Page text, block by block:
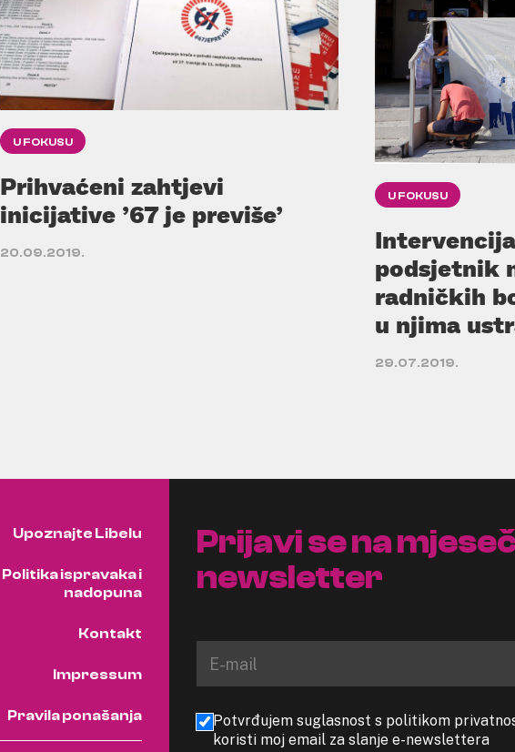
U FOKUSU
Prihvaćeni zahtjevi
inicijative ’67 je previše’
20.09.2019.
U FOKUSU
podsjetnik
radničkih
u njima
29.07.2019.
Upoznajte Libelu
Politika ispravaka i
nadopuna
Kontakt
Impressum
Pravila ponašanja
Prijavi se na
newsletter
Potvrđujem suglasnost s politikom
koristi moj email za slanje e-newslettera